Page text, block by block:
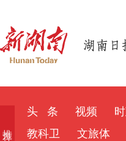
头 条 视频
教科卫
文旅体